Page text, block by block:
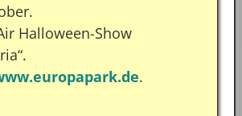
Halloween-Show
.